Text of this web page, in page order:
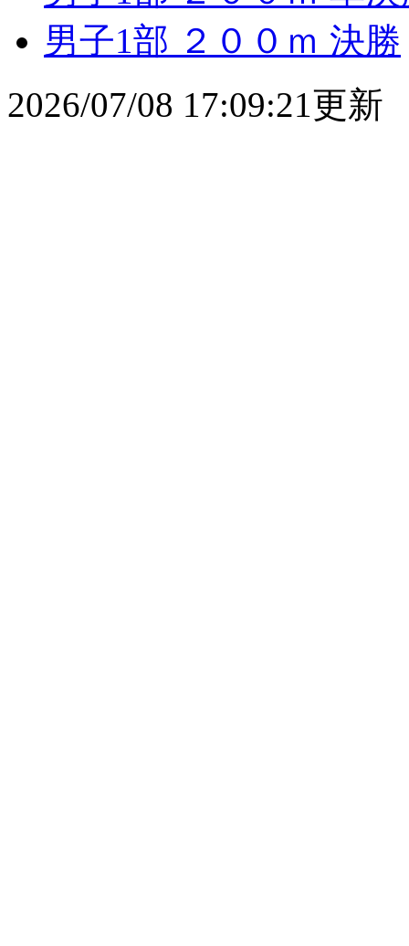
男子1部 ２００ｍ 決勝
2026/07/08 17:09:21更新